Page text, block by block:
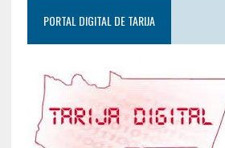
PORTAL DIGITAL DE TARIJA